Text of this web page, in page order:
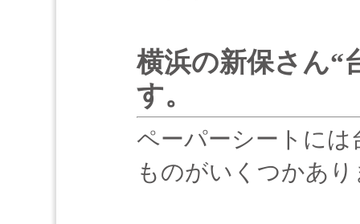
横浜の新保さん“
す。
ペーパーシートに
ものがいくつかあ